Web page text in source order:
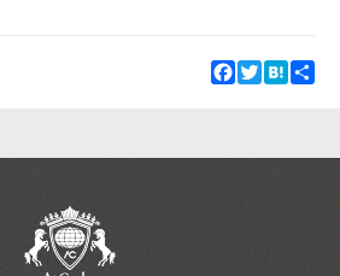
Facebook
TwitterHatena